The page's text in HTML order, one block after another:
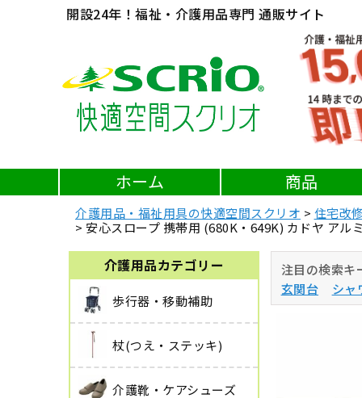
開設24年！福祉・介護用品専門 通販サイト
ホーム 商品
介護用品・福祉用具の快適空間スクリオ
住宅改
安心スロープ 携帯用 (680K・649K) カドヤ アル
介護用品カテゴリー
歩行器・移動補助
杖(つえ・ステッキ)
介護靴・ケアシューズ
注目の検索キ
玄関台
シャ